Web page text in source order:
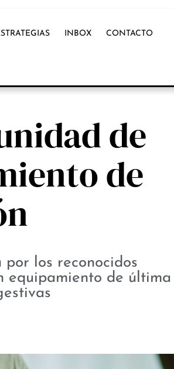
INBOX CONTACTO
de
de
los reconocidos
equipamiento de última